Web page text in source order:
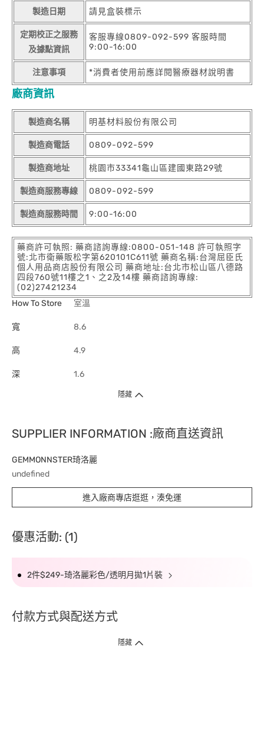
製造日期 請見盒裝標示
定期校正之服務
及據點資訊
客服專線0809-092-599 客服時間
9:00-16:00
注意事項 *消費者使用前應詳閱醫療器材說明書
廠商資訊
製造商名稱 明基材料股份有限公司
製造商電話 0809-092-599
製造商地址 桃園市33341龜山區建國東路29號
製造商服務專線 0809-092-599
製造商服務時間 9:00-16:00
藥商許可執照: 藥商諮詢專線:0800-051-148 許可執照字
號:北市衛藥販松字第620101C611號 藥商名稱:台灣屈臣氏
個人用品商店股份有限公司 藥商地址:台北市松山區八德路
四段760號11樓之1、之2及14樓 藥商諮詢專線:
(02)27421234
How To Store
室溫
寬 8.6
高 4.9
深 1.6
隱藏
SUPPLIER INFORMATION :廠商直送資訊
GEMMONNSTER琦洛麗
undefined
進入廠商專店逛逛，湊免運
優惠活動: (1)
2件$249-琦洛麗彩色/透明月拋1片裝
付款方式與配送方式
隱藏